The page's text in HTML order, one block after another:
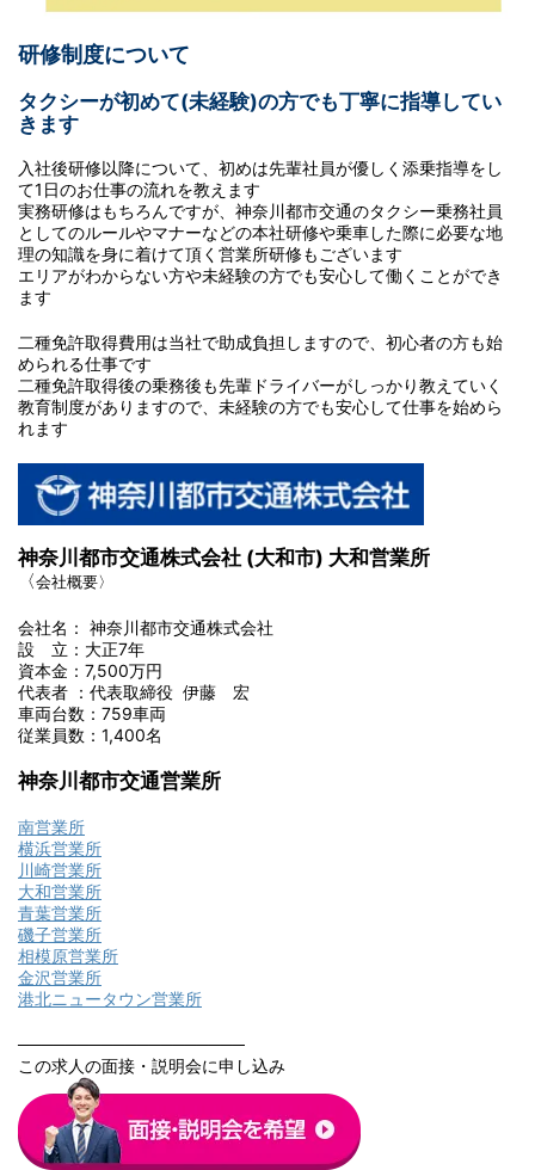
研修制度について
タクシーが初めて(未経験)の方でも丁寧に指導してい
きます
入社後研修以降について、初めは先輩社員が優しく添乗指導をし
て1日のお仕事の流れを教えます
実務研修はもちろんですが、神奈川都市交通のタクシー乗務社員
としてのルールやマナーなどの本社研修や乗車した際に必要な地
理の知識を身に着けて頂く営業所研修もございます
エリアがわからない方や未経験の方でも安心して働くことができ
ます
二種免許取得費用は当社で助成負担しますので、初心者の方も始
められる仕事です
二種免許取得後の乗務後も先輩ドライバーがしっかり教えていく
教育制度がありますので、未経験の方でも安心して仕事を始めら
れます
神奈川都市交通株式会社 (大和市) 大和営業所
〈会社概要〉
会社名： 神奈川都市交通株式会社
設 立：大正7年
資本金：7,500万円
代表者 ：代表取締役 伊藤 宏
車両台数：759車両
従業員数：1,400名
神奈川都市交通営業所
南営業所
横浜営業所
川崎営業所
大和営業所
青葉営業所
磯子営業所
相模原営業所
金沢営業所
港北ニュータウン営業所
───────────────────
この求人の面接・説明会に申し込み